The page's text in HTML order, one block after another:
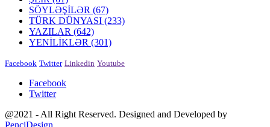
SÖYLƏŞİLƏR (67)
TÜRK DÜNYASI (233)
YAZILAR (642)
YENİLİKLƏR (301)
Facebook Twitter Linkedin Youtube
Facebook
Twitter
@2021 - All Right Reserved. Designed and Developed by
PenciDesign